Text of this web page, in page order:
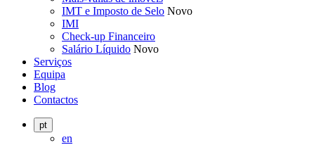
IMT e Imposto de Selo Novo
IMI
Check-up Financeiro
Salário Líquido Novo
Serviços
Equipa
Blog
Contactos
pt
en